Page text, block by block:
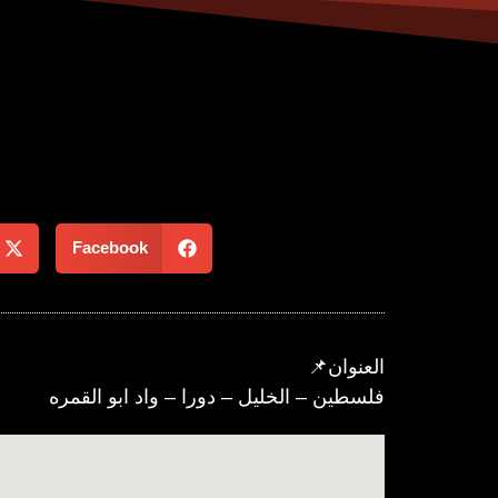
Facebook
العنوان📌
فلسطين – الخليل – دورا – واد ابو القمره